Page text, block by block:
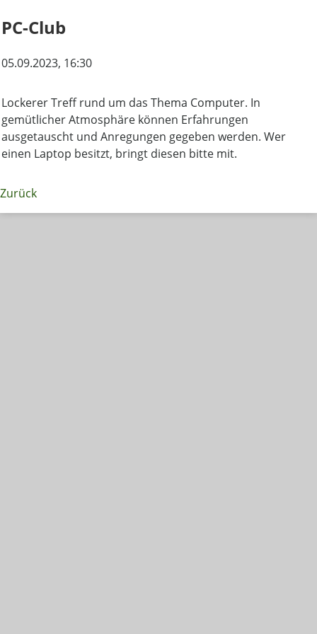
PC-Club
05.09.2023, 16:30
Lockerer Treff rund um das Thema Computer. In
gemütlicher Atmosphäre können Erfahrungen
ausgetauscht und Anregungen gegeben werden. Wer
einen Laptop besitzt, bringt diesen bitte mit.
Zurück